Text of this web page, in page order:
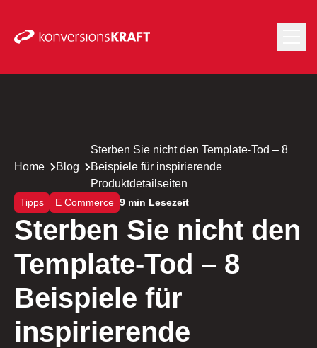
Home Blog
Sterben Sie nicht den Template-Tod – 8
Beispiele für inspirierende
Produktdetailseiten
Tipps E Commerce 9 min Lesezeit
Sterben Sie nicht den
Template-Tod – 8
Beispiele für
inspirierende